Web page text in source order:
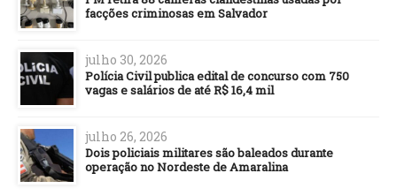
facções criminosas em Salvador
julho 30, 2026
Polícia Civil publica edital de concurso com 750
vagas e salários de até R$ 16,4 mil
julho 26, 2026
Dois policiais militares são baleados durante
operação no Nordeste de Amaralina